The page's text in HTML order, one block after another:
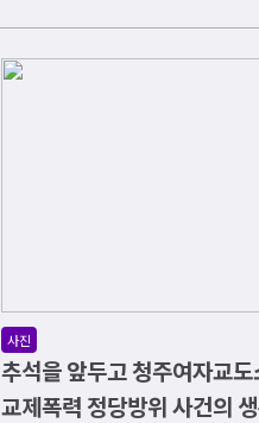
사진
추석을 앞두고 청주여자교
교제폭력 정당방위 사건의 생